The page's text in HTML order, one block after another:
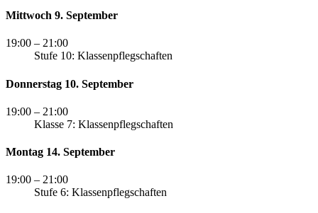
Mittwoch 9. September
19:00 – 21:00
Stufe 10: Klassenpflegschaften
Donnerstag 10. September
19:00 – 21:00
Klasse 7: Klassenpflegschaften
Montag 14. September
19:00 – 21:00
Stufe 6: Klassenpflegschaften